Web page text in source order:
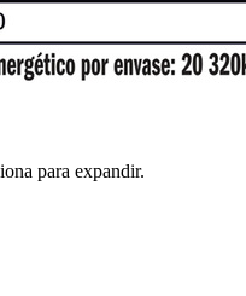
para expandir.